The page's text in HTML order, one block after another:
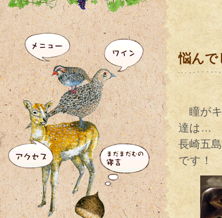
悩んで
瞳がキ
達は…
長崎五
です！